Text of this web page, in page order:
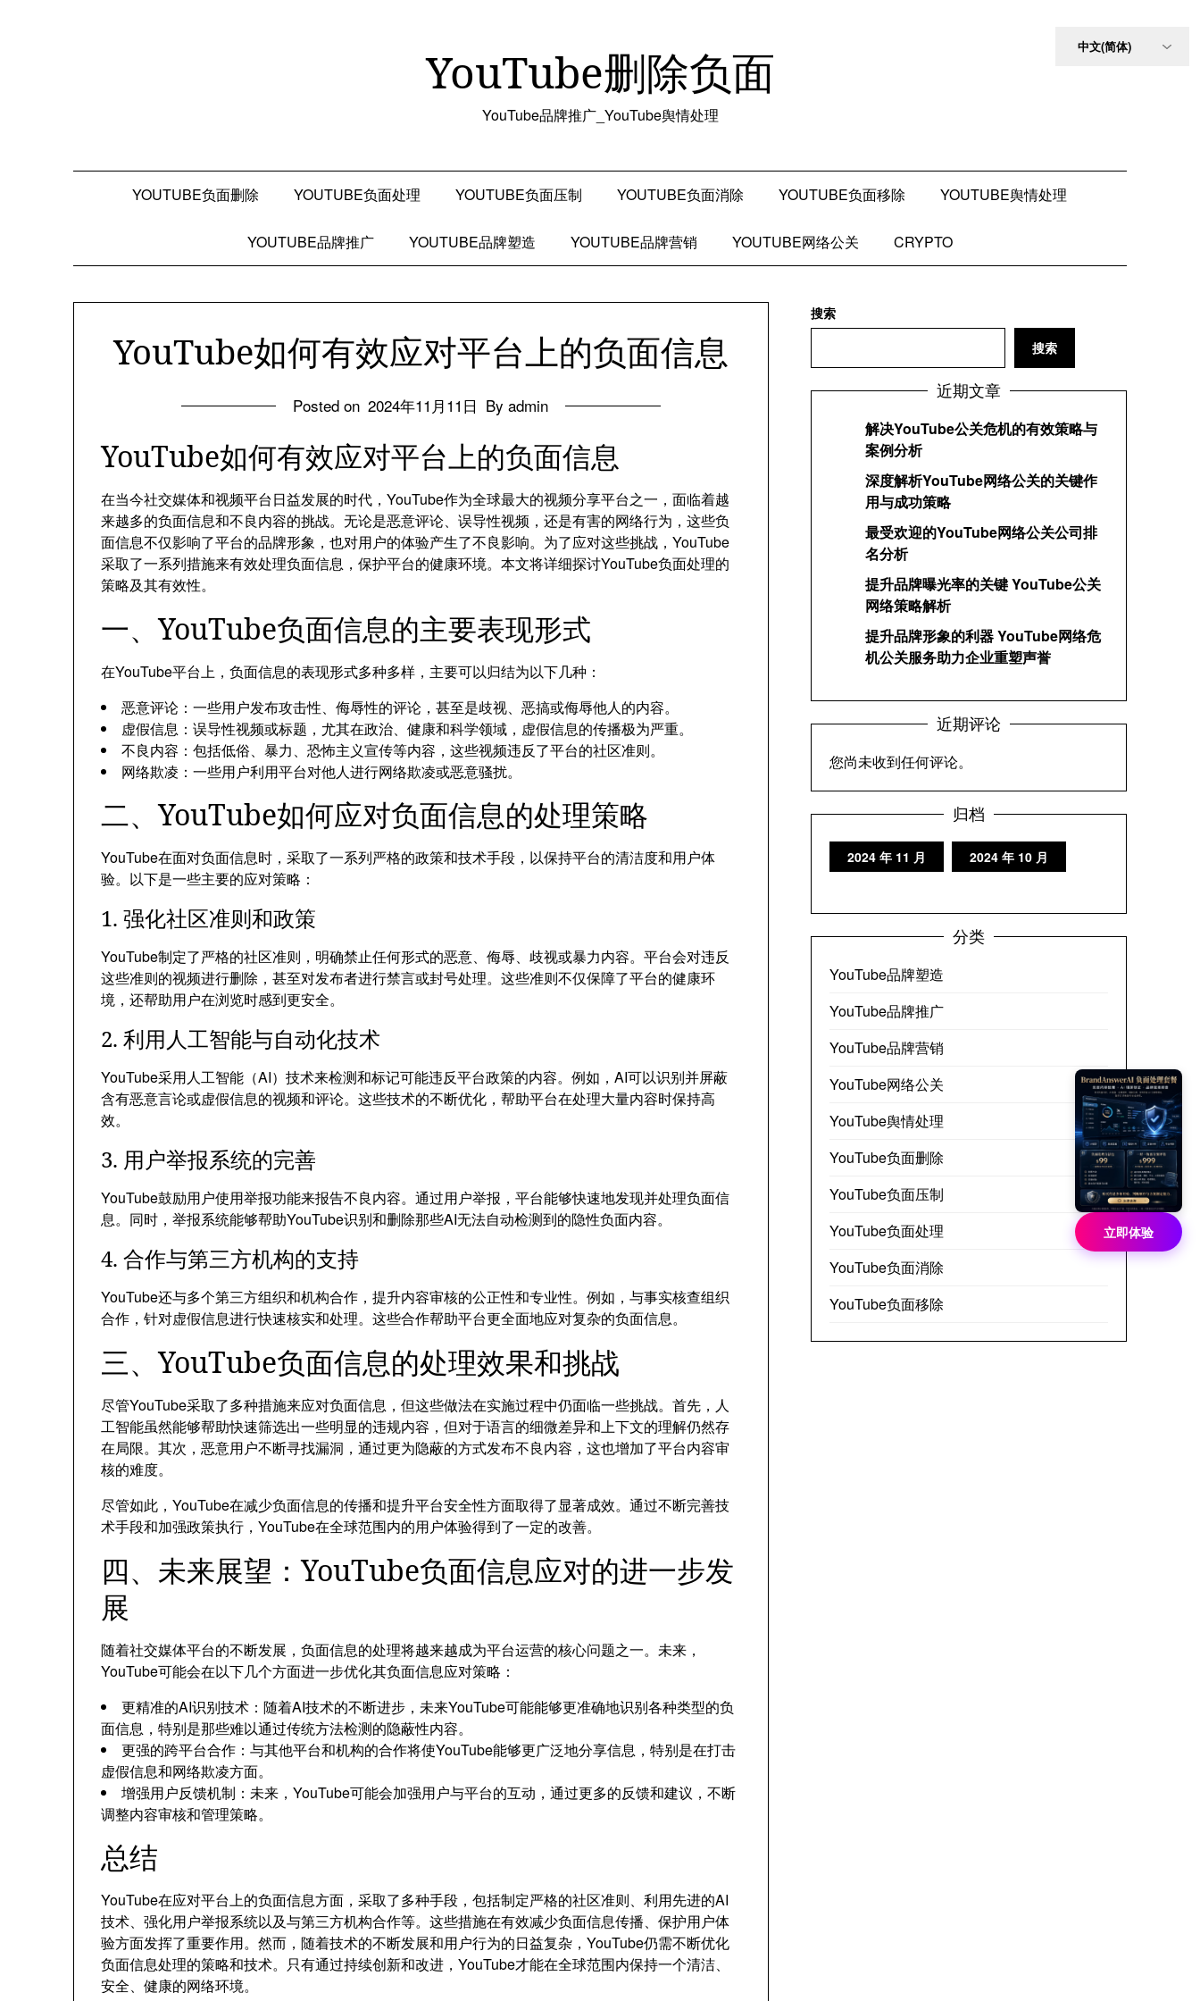
YouTube删除负面
YouTube品牌推广_YouTube舆情处理
YOUTUBE负面删除 YOUTUBE负面处理 YOUTUBE负面压制 YOUTUBE负面消除 YOUTUBE负面移除 YOUTUBE舆情处理
YOUTUBE品牌推广 YOUTUBE品牌塑造 YOUTUBE品牌营销 YOUTUBE网络公关 CRYPTO
YouTube如何有效应对平台上的负面信息
Posted on 2024年11月11日 By admin
YouTube如何有效应对平台上的负面信息
在当今社交媒体和视频平台日益发展的时代，YouTube作为全球最大的视频分享平台之一，面临着越
来越多的负面信息和不良内容的挑战。无论是恶意评论、误导性视频，还是有害的网络行为，这些负
面信息不仅影响了平台的品牌形象，也对用户的体验产生了不良影响。为了应对这些挑战，YouTube
采取了一系列措施来有效处理负面信息，保护平台的健康环境。本文将详细探讨YouTube负面处理的
策略及其有效性。
一、YouTube负面信息的主要表现形式
在YouTube平台上，负面信息的表现形式多种多样，主要可以归结为以下几种：
恶意评论：一些用户发布攻击性、侮辱性的评论，甚至是歧视、恶搞或侮辱他人的内容。
虚假信息：误导性视频或标题，尤其在政治、健康和科学领域，虚假信息的传播极为严重。
不良内容：包括低俗、暴力、恐怖主义宣传等内容，这些视频违反了平台的社区准则。
网络欺凌：一些用户利用平台对他人进行网络欺凌或恶意骚扰。
二、YouTube如何应对负面信息的处理策略
YouTube在面对负面信息时，采取了一系列严格的政策和技术手段，以保持平台的清洁度和用户体
验。以下是一些主要的应对策略：
1. 强化社区准则和政策
YouTube制定了严格的社区准则，明确禁止任何形式的恶意、侮辱、歧视或暴力内容。平台会对违反
这些准则的视频进行删除，甚至对发布者进行禁言或封号处理。这些准则不仅保障了平台的健康环
境，还帮助用户在浏览时感到更安全。
2. 利用人工智能与自动化技术
YouTube采用人工智能（AI）技术来检测和标记可能违反平台政策的内容。例如，AI可以识别并屏蔽
含有恶意言论或虚假信息的视频和评论。这些技术的不断优化，帮助平台在处理大量内容时保持高
效。
3. 用户举报系统的完善
YouTube鼓励用户使用举报功能来报告不良内容。通过用户举报，平台能够快速地发现并处理负面信
息。同时，举报系统能够帮助YouTube识别和删除那些AI无法自动检测到的隐性负面内容。
4. 合作与第三方机构的支持
YouTube还与多个第三方组织和机构合作，提升内容审核的公正性和专业性。例如，与事实核查组织
合作，针对虚假信息进行快速核实和处理。这些合作帮助平台更全面地应对复杂的负面信息。
三、YouTube负面信息的处理效果和挑战
尽管YouTube采取了多种措施来应对负面信息，但这些做法在实施过程中仍面临一些挑战。首先，人
工智能虽然能够帮助快速筛选出一些明显的违规内容，但对于语言的细微差异和上下文的理解仍然存
在局限。其次，恶意用户不断寻找漏洞，通过更为隐蔽的方式发布不良内容，这也增加了平台内容审
核的难度。
尽管如此，YouTube在减少负面信息的传播和提升平台安全性方面取得了显著成效。通过不断完善技
术手段和加强政策执行，YouTube在全球范围内的用户体验得到了一定的改善。
四、未来展望：YouTube负面信息应对的进一步发
展
随着社交媒体平台的不断发展，负面信息的处理将越来越成为平台运营的核心问题之一。未来，
YouTube可能会在以下几个方面进一步优化其负面信息应对策略：
更精准的AI识别技术：随着AI技术的不断进步，未来YouTube可能能够更准确地识别各种类型的负
面信息，特别是那些难以通过传统方法检测的隐蔽性内容。
更强的跨平台合作：与其他平台和机构的合作将使YouTube能够更广泛地分享信息，特别是在打击
虚假信息和网络欺凌方面。
增强用户反馈机制：未来，YouTube可能会加强用户与平台的互动，通过更多的反馈和建议，不断
调整内容审核和管理策略。
总结
YouTube在应对平台上的负面信息方面，采取了多种手段，包括制定严格的社区准则、利用先进的AI
技术、强化用户举报系统以及与第三方机构合作等。这些措施在有效减少负面信息传播、保护用户体
验方面发挥了重要作用。然而，随着技术的不断发展和用户行为的日益复杂，YouTube仍需不断优化
负面信息处理的策略和技术。只有通过持续创新和改进，YouTube才能在全球范围内保持一个清洁、
安全、健康的网络环境。
搜索
搜索
近期文章
解决YouTube公关危机的有效策略与
案例分析
深度解析YouTube网络公关的关键作
用与成功策略
最受欢迎的YouTube网络公关公司排
名分析
提升品牌曝光率的关键 YouTube公关
网络策略解析
提升品牌形象的利器 YouTube网络危
机公关服务助力企业重塑声誉
近期评论
您尚未收到任何评论。
归档
2024 年 11 月 2024 年 10 月
分类
YouTube品牌塑造
YouTube品牌推广
YouTube品牌营销
YouTube网络公关
YouTube舆情处理
YouTube负面删除
YouTube负面压制
YouTube负面处理
YouTube负面消除
YouTube负面移除
立即体验